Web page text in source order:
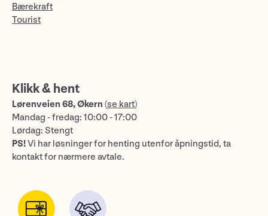
Bærekraft
Tourist
Klikk & hent
Lørenveien 68, Økern (se kart)
Mandag - fredag: 10:00 - 17:00
Lørdag: Stengt
PS!Vi har løsninger for henting utenfor åpningstid, ta
kontakt for nærmere avtale.